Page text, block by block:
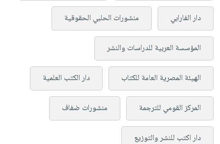
دار الفارابي منشورات الحلبي الحقوقية
المؤسسة العربية للدراسات والنشر
الهيئة المصرية العامة للكتاب دار الكتب العلمية
المركز القومي للترجمة منشورات ضفاف
دار اكتب للنشر والتوزيع